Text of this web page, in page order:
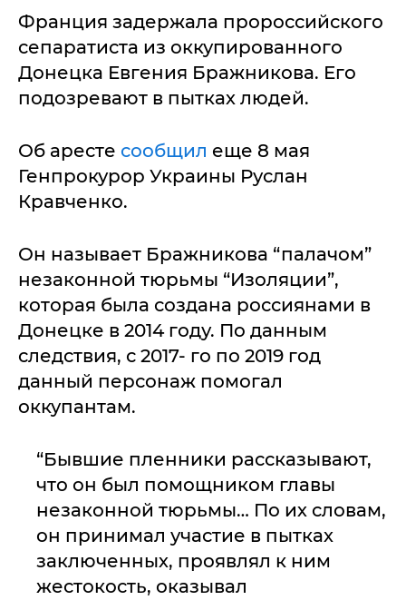
Франция задержала пророссийского
сепаратиста из оккупированного
Донецка Евгения Бражникова. Его
подозревают в пытках людей.
Об аресте сообщил еще 8 мая
Генпрокурор Украины Руслан
Кравченко.
Он называет Бражникова “палачом”
незаконной тюрьмы “Изоляции”,
которая была создана россиянами в
Донецке в 2014 году. По данным
следствия, с 2017- го по 2019 год
данный персонаж помогал
оккупантам.
“Бывшие пленники рассказывают,
что он был помощником главы
незаконной тюрьмы… По их словам,
он принимал участие в пытках
заключенных, проявлял к ним
жестокость, оказывал